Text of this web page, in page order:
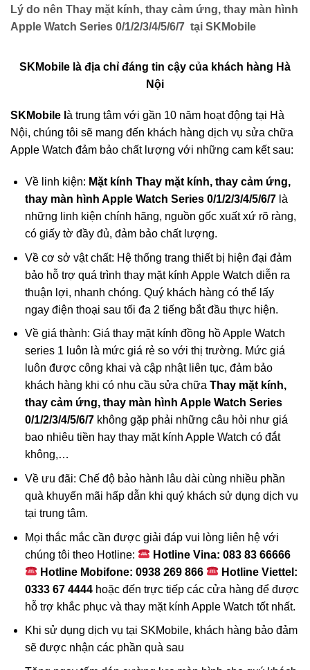
Lý do nên Thay mặt kính, thay cảm ứng, thay màn hình
Apple Watch Series 0/1/2/3/4/5/6/7 tại SKMobile
SKMobile là địa chỉ đáng tin cậy của khách hàng Hà
Nội
SKMobile l à trung tâm với gần 10 năm hoạt động tại Hà
Nội, chúng tôi sẽ mang đến khách hàng dịch vụ sửa chữa
Apple Watch đảm bảo chất lượng với những cam kết sau:
Về linh kiện: Mặt kính Thay mặt kính, thay cảm ứng,
thay màn hình Apple Watch Series 0/1/2/3/4/5/6/7là
những linh kiện chính hãng, nguồn gốc xuất xứ rõ ràng,
có giấy tờ đầy đủ, đảm bảo chất lượng.
Về cơ sở vật chất: Hệ thống trang thiết bị hiện đại đảm
bảo hỗ trợ quá trình thay mặt kính Apple Watch diễn ra
thuận lợi, nhanh chóng. Quý khách hàng có thể lấy
ngay điện thoại sau tối đa 2 tiếng bắt đầu thực hiện.
Về giá thành: Giá thay mặt kính đồng hồ Apple Watch
series 1 luôn là mức giá rẻ so với thị trường. Mức giá
luôn được công khai và cập nhật liên tục, đảm bảo
khách hàng khi có nhu cầu sửa chữa Thay mặt kính,
thay cảm ứng, thay màn hình Apple Watch Series
0/1/2/3/4/5/6/7không gặp phải những câu hỏi như giá
bao nhiêu tiền hay thay mặt kính Apple Watch có đắt
không,…
Về ưu đãi: Chế độ bảo hành lâu dài cùng nhiều phần
quà khuyến mãi hấp dẫn khi quý khách sử dụng dịch vụ
tại trung tâm.
Mọi thắc mắc cần được giải đáp vui lòng liên hệ với
chúng tôi theo Hotline:
Hotline Vina: 083 83 66666
Hotline Mobifone: 0938 269 866
Hotline Viettel:
0333 67 4444hoặc đến trực tiếp các cửa hàng để được
hỗ trợ khắc phục và thay mặt kính Apple Watch tốt nhất.
Khi sử dụng dịch vụ tại SKMobile, khách hàng bảo đảm
sẽ được nhận các phần quà sau